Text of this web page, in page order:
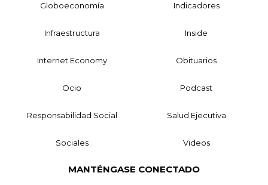
Globoeconomía Indicadores
Infraestructura Inside
Internet Economy Obituarios
Ocio Podcast
Responsabilidad Social Salud Ejecutiva
Sociales Videos
MANTÉNGASE CONECTADO